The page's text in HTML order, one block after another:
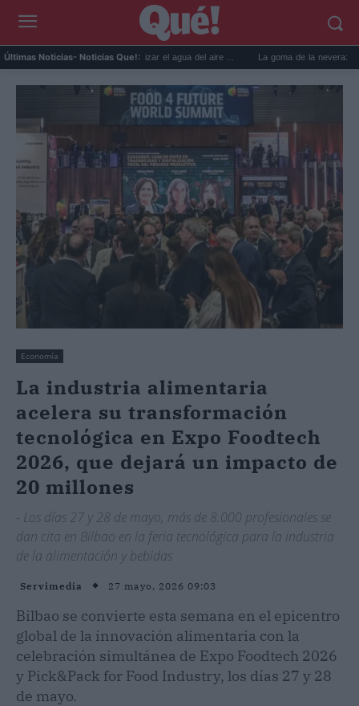
Últimas Noticias- Noticias Que!:
usos prácticos para reutilizar el agua del aire ... La goma de la nevera: el truco
Economía
La industria alimentaria
acelera su transformación
tecnológica en Expo Foodtech
2026, que dejará un impacto de
20 millones
- Los días 27 y 28 de mayo, más de 8.000 profesionales se
dan cita en Bilbao en la feria tecnológica para la industria
de la alimentación y bebidas
Servimedia 27 mayo, 2026 09:03
Bilbao se convierte esta semana en el epicentro
global de la innovación alimentaria con la
celebración simultánea de Expo Foodtech 2026
y Pick&Pack for Food Industry, los días 27 y 28
de mayo.